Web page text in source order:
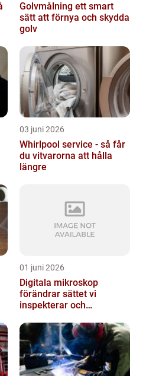
Golvmålning ett smart
sätt att förnya och skydda
golv
03 juni 2026
Whirlpool service - så får
du vitvarorna att hålla
längre
01 juni 2026
Digitala mikroskop
förändrar sättet vi
inspekterar och